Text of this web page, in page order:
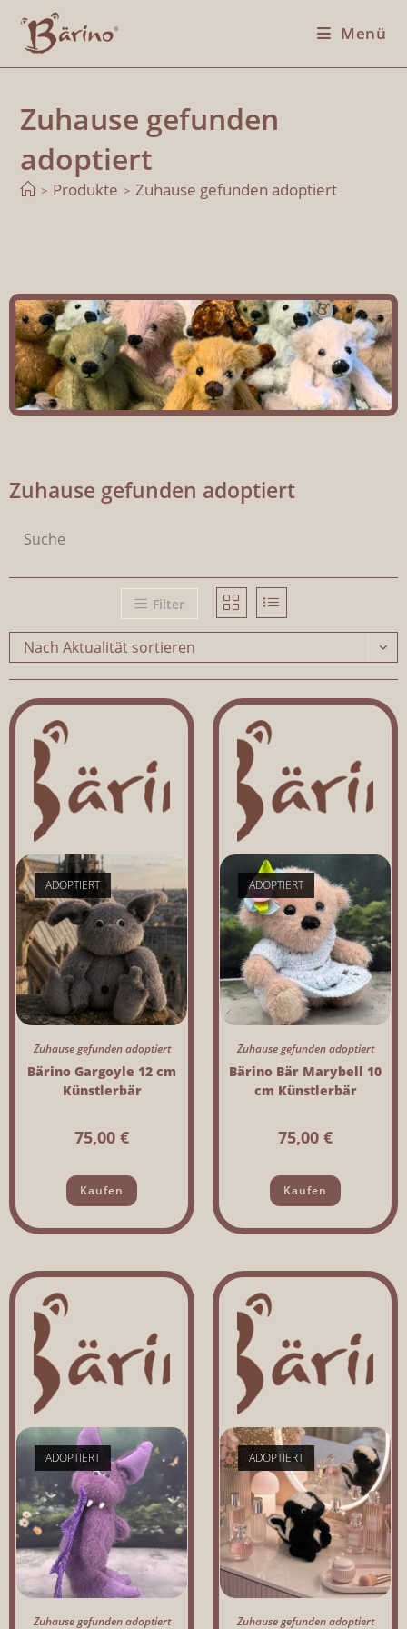
Menü
Zuhause gefunden
adoptiert
> Produkte > Zuhause gefunden adoptiert
Zuhause gefunden adoptiert
Filter
Nach Aktualität sortieren
ADOPTIERT
Zuhause gefunden adoptiert
Bärino Gargoyle 12 cm
Künstlerbär
75,00 €
Kaufen
ADOPTIERT
Zuhause gefunden adoptiert
Bärino Bär Marybell 10
cm Künstlerbär
75,00 €
Kaufen
ADOPTIERT
Zuhause gefunden adoptiert
ADOPTIERT
Zuhause gefunden adoptiert